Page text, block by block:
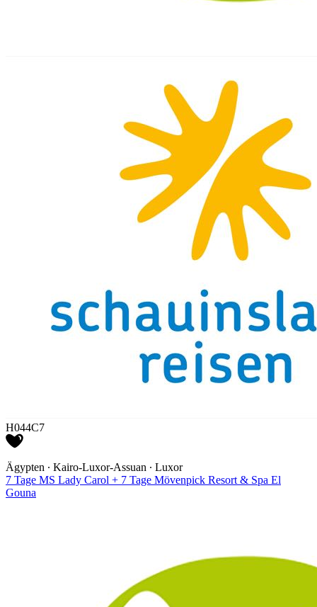
H044C7
Ägypten ∙ Kairo-Luxor-Assuan ∙ Luxor
7 Tage MS Lady Carol + 7 Tage Mövenpick Resort & Spa El
Gouna